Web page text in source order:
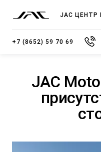
JAC ЦЕНТР
+7 (8652) 59 70 69
JAC